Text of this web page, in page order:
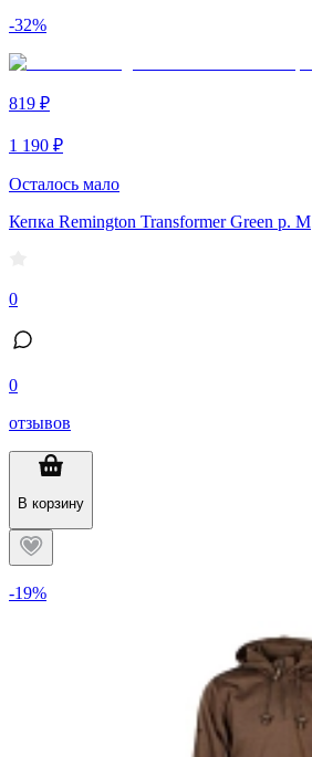
-32%
819 ₽
1 190 ₽
Осталось мало
Кепка Remington Transformer Green р. M
0
0
отзывов
В корзину
-19%